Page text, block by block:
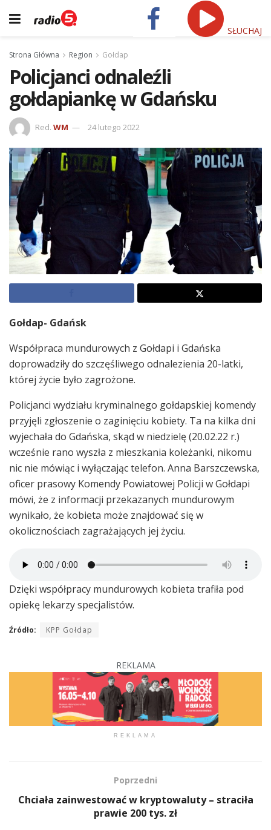
SŁUCHAJ
Strona Główna Region Gołdap
Policjanci odnaleźli
gołdapiankę w Gdańsku
Red. WM 24 lutego 2022
Gołdap- Gdańsk
Współpraca mundurowych z Gołdapi i Gdańska
doprowadziły do szczęśliwego odnalezienia 20-latki,
której życie było zagrożone.
Policjanci wydziału kryminalnego gołdapskiej komendy
przyjęli zgłoszenie o zaginięciu kobiety. Ta na kilka dni
wyjechała do Gdańska, skąd w niedzielę (20.02.22 r.)
wcześnie rano wyszła z mieszkania koleżanki, nikomu
nic nie mówiąc i wyłączając telefon. Anna Barszczewska,
oficer prasowy Komendy Powiatowej Policji w Gołdapi
mówi, że z informacji przekazanych mundurowym
wynikało, że kobieta może znajdować się w
okolicznościach zagrażających jej życiu.
Dzięki współpracy mundurowych kobieta trafiła pod
opiekę lekarzy specjalistów.
Źródło: KPP Gołdap
REKLAMA
REKLAMA
Poprzedni
Chciała zainwestować w kryptowaluty – straciła
prawie 200 tys. zł